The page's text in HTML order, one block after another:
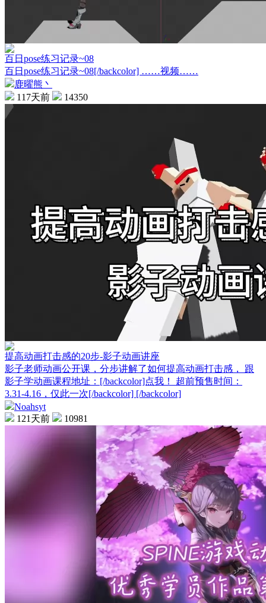
百日pose练习记录~08
百日pose练习记录~08[/backcolor] ……视频……
鹿曜熊丶
117天前
14350
提高动画打击感的20步-影子动画讲座
影子老师动画公开课，分步讲解了如何提高动画打击感， 跟
影子学动画课程地址：[/backcolor]点我！ 超前预售时间：
3.31-4.16，仅此一次[/backcolor] [/backcolor]
Noahsyt
121天前
10981